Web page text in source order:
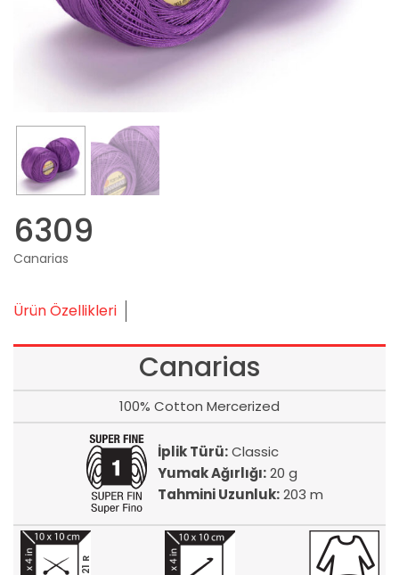
6309
Canarias
Ürün Özellikleri
Canarias
100% Cotton Mercerized
İplik Türü:Classic
Yumak Ağırlığı:20 g
Tahmini Uzunluk:203 m
21 R